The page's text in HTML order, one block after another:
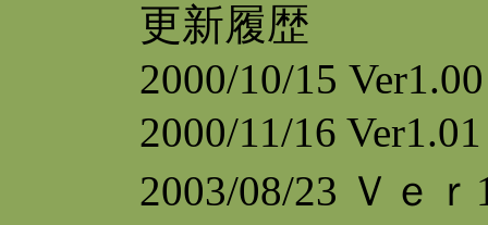
更新履歴
2000/10/15 Ver1.00
2000/11/16
2003/08/23 Ｖｅ